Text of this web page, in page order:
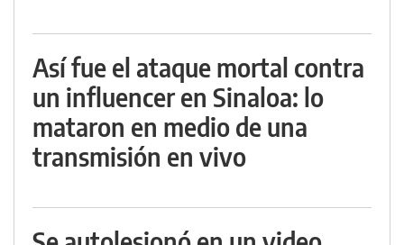
Así fue el ataque mortal contra
un influencer en Sinaloa: lo
mataron en medio de una
transmisión en vivo